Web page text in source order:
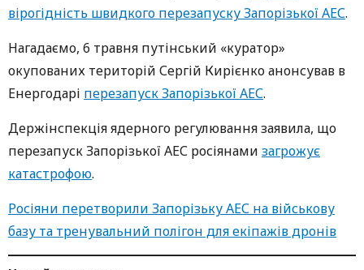
вірогідність швидкого перезапуску Запорізької АЕС.
Нагадаємо, 6 травня путінський «куратор»
окупованих територій Сергій Кирієнко анонсував в
Енергодарі перезапуск Запорізької АЕС.
Держінспекція ядерного регулювання заявила, що
перезапуск Запорізької АЕС росіянами загрожує
катастрофою.
Росіяни перетворили Запорізьку АЕС на військову
базу та тренувальний полігон для екіпажів дронів